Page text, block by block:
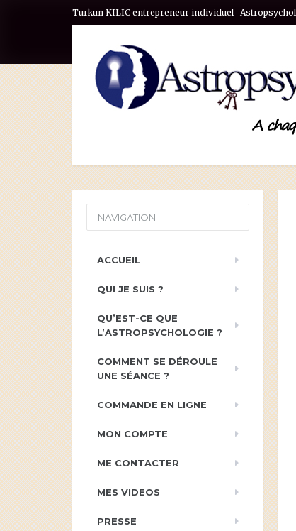
Turkun KILIC entrepreneur individuel-
NAVIGATION
ACCUEIL
QUI JE SUIS ?
QU’EST-CE QUE
L’ASTROPSYCHOLOGIE ?
COMMENT SE DÉROULE
UNE SÉANCE ?
COMMANDE EN LIGNE
MON COMPTE
ME CONTACTER
MES VIDEOS
PRESSE